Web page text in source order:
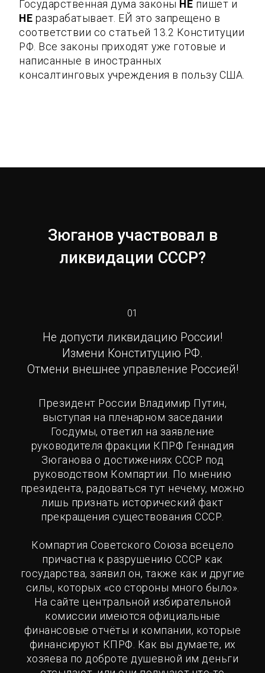
Государственная дума законы НЕ пишет и
НЕ разрабатывает. ЕЙ это запрещено в
соответствии со статьей 13.2 Конституции
РФ. Все законы приходят уже готовые и
написанные в иностранных
консалтинговых учреждения в пользу США.
Зюганов участвовал в
ликвидации СССР?
01
Не допусти ликвидацию России!
Измени Конституцию РФ.
Отмени внешнее управление Россией!
Президент России Владимир Путин,
выступая на пленарном заседании
Госдумы, ответил на заявление
руководителя фракции КПРФ Геннадия
Зюганова о достижениях СССР под
руководством Компартии. По мнению
президента, радоваться тут нечему, можно
лишь признать исторический факт
прекращения существования СССР.
Компартия Советского Союза всецело
причастна к разрушению СССР как
государства, заявил он, также как и другие
силы, которых «со стороны много было».
На сайте центральной избирательной
комиссии имеются официальные
финансовые отчёты и компании, которые
финансируют КПРФ. Как вы думаете, их
хозяева по доброте душевной им деньги